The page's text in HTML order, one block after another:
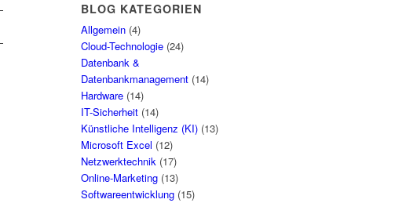
BLOG KATEGORIEN
Allgemein (4)
Cloud-Technologie (24)
Datenbank &
Datenbankmanagement (14)
Hardware (14)
IT-Sicherheit (14)
Künstliche Intelligenz (KI) (13)
Microsoft Excel (12)
Netzwerktechnik (17)
Online-Marketing (13)
Softwareentwicklung (15)